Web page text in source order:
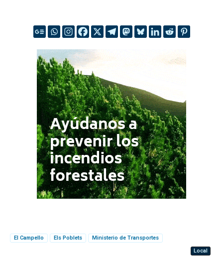
El Campello Els Poblets
Ministerio de Transportes
Local